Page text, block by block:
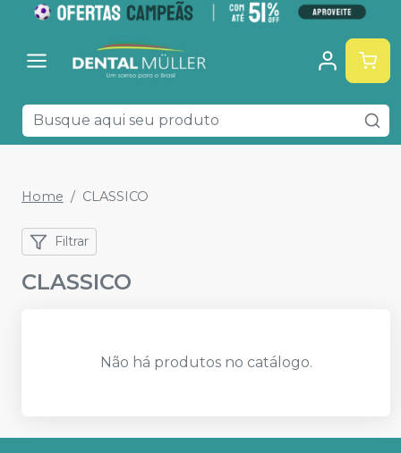
Home CLASSICO
Filtrar
CLASSICO
Não há produtos no catálogo.